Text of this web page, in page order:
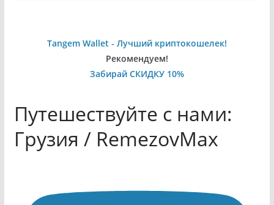
Tangem Wallet - Лучший криптокошелек!
Рекомендуем!
Забирай СКИДКУ 10%
Путешествуйте с нами:
Грузия / RemezovMax